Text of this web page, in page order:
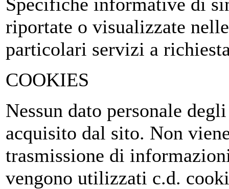
riportate o visualizzate
particolari servizi a
COOKIES
Nessun dato personale
acquisito dal sito. Non
trasmissione di
vengono utilizzati c.d.